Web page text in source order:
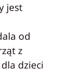
jest
od
z
dzieci